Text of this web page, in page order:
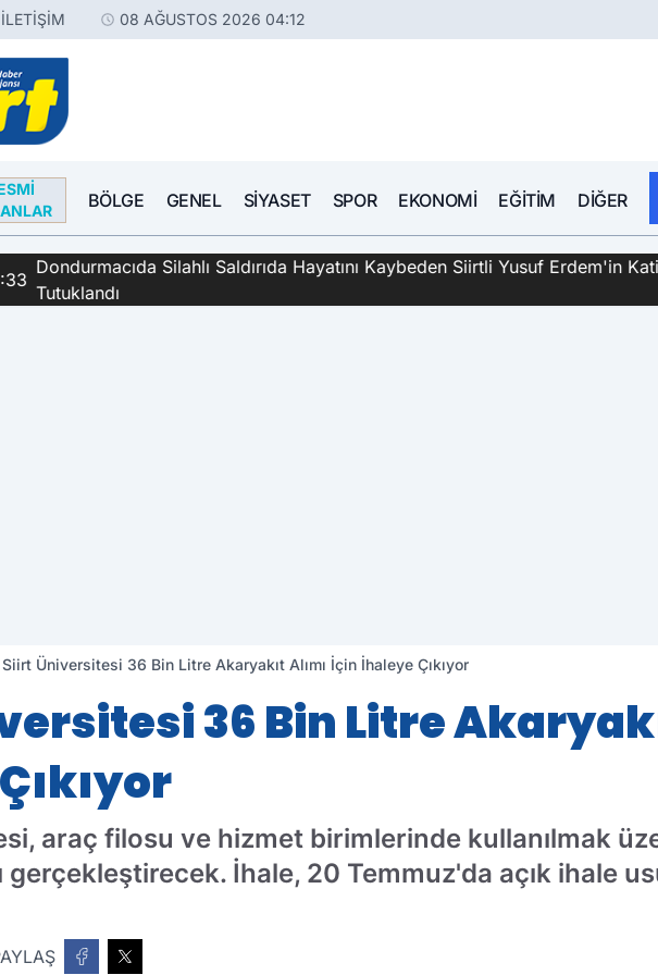
İLETIŞIM 08 AĞUSTOS 2026 04:12
BÖLGE GENEL SIYASET SPOR EKONOMI EĞITIM DIĞER
Dondurmacıda Silahlı Saldırıda Hayatını Kaybeden Siirtli Yusuf Erdem'in Katil
Tutuklandı
Siirt Üniversitesi 36 Bin Litre Akaryakıt Alımı İçin İhaleye Çıkıyor
36 Bin Litre
araç filosu ve hizmet birimlerinde kullanılmak
gerçekleştirecek. İhale, 20 Temmuz'da açık ihale